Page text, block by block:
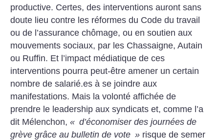
productive. Certes, des interventions auront sans
doute lieu contre les réformes du Code du travail
ou de l’assurance chômage, ou en soutien aux
mouvements sociaux, par les Chassaigne, Autain
ou Ruffin. Et l’impact médiatique de ces
interventions pourra peut-être amener un certain
nombre de salarié.es à se joindre aux
manifestations. Mais la volonté affichée de
prendre le leadership aux syndicats et, comme l’a
dit Mélenchon,« d’économiser des journées de
grève grâce au bulletin de vote » risque de semer